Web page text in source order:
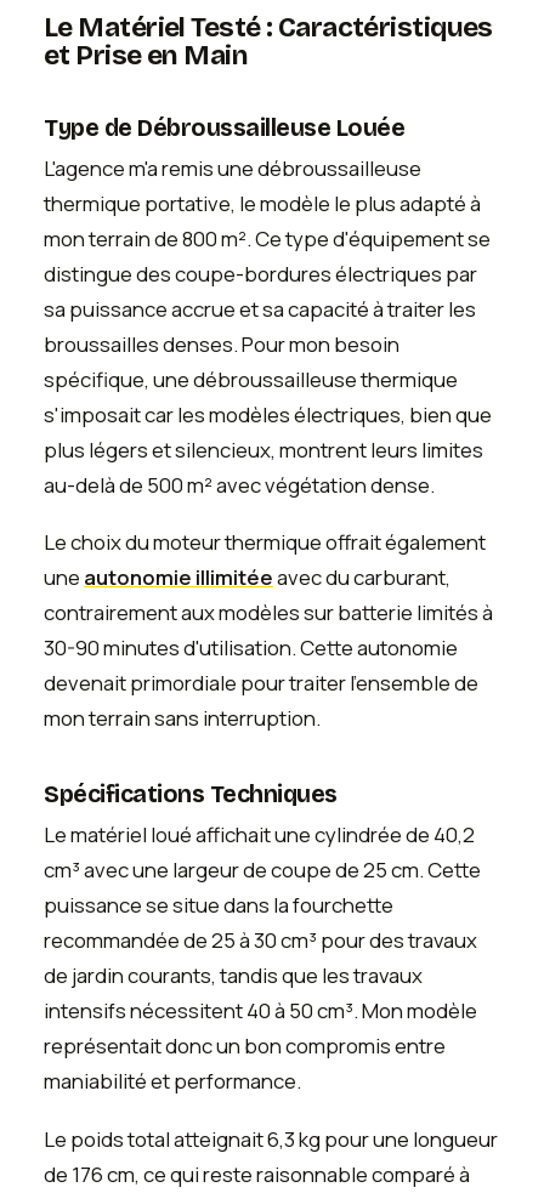
Le Matériel Testé : Caractéristiques
et Prise en Main
Type de Débroussailleuse Louée
L'agence m'a remis une débroussailleuse
thermique portative, le modèle le plus adapté à
mon terrain de 800 m². Ce type d'équipement se
distingue des coupe-bordures électriques par
sa puissance accrue et sa capacité à traiter les
broussailles denses. Pour mon besoin
spécifique, une débroussailleuse thermique
s'imposait car les modèles électriques, bien que
plus légers et silencieux, montrent leurs limites
au-delà de 500 m² avec végétation dense.
Le choix du moteur thermique offrait également
une autonomie illimitéeavec du carburant,
contrairement aux modèles sur batterie limités à
30-90 minutes d'utilisation. Cette autonomie
devenait primordiale pour traiter l'ensemble de
mon terrain sans interruption.
Spécifications Techniques
Le matériel loué affichait une cylindrée de 40,2
cm³ avec une largeur de coupe de 25 cm. Cette
puissance se situe dans la fourchette
recommandée de 25 à 30 cm³ pour des travaux
de jardin courants, tandis que les travaux
intensifs nécessitent 40 à 50 cm³. Mon modèle
représentait donc un bon compromis entre
maniabilité et performance.
Le poids total atteignait 6,3 kg pour une longueur
de 176 cm, ce qui reste raisonnable comparé à